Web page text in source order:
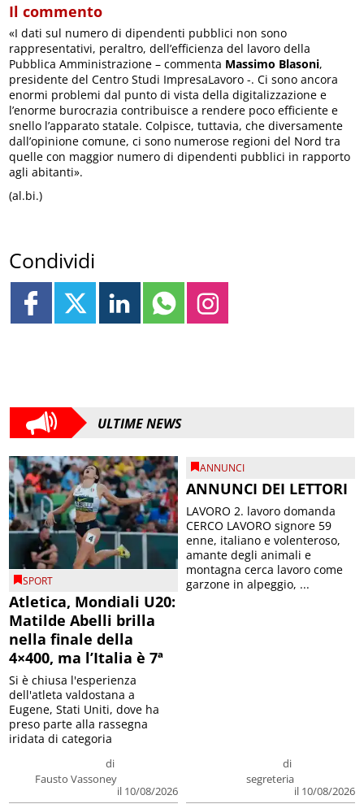
Il commento
«I dati sul numero di dipendenti pubblici non sono
rappresentativi, peraltro, dell’efficienza del lavoro della
Pubblica Amministrazione – commenta Massimo Blasoni,
presidente del Centro Studi ImpresaLavoro -. Ci sono ancora
enormi problemi dal punto di vista della digitalizzazione e
l’enorme burocrazia contribuisce a rendere poco efficiente e
snello l’apparato statale. Colpisce, tuttavia, che diversamente
dall’opinione comune, ci sono numerose regioni del Nord tra
quelle con maggior numero di dipendenti pubblici in rapporto
agli abitanti».
(al.bi.)
Condividi
ULTIME NEWS
SPORT
Atletica, Mondiali U20:
Matilde Abelli brilla
nella finale della
4×400, ma l’Italia è 7ª
di
Fausto Vassoney
il 10/08/2026
Si è chiusa l'esperienza
dell'atleta valdostana a
Eugene, Stati Uniti, dove ha
preso parte alla rassegna
iridata di categoria
ANNUNCI
ANNUNCI DEI LETTORI
di
segreteria
il 10/08/2026
LAVORO 2. lavoro domanda
CERCO LAVORO signore 59
enne, italiano e volenteroso,
amante degli animali e
montagna cerca lavoro come
garzone in alpeggio, ...